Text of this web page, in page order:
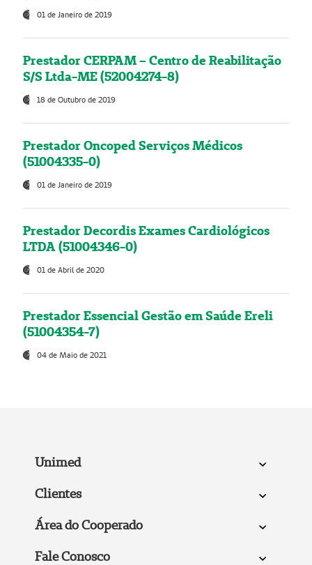
01 de Janeiro de 2019
Prestador CERPAM – Centro de Reabilitação
S/S Ltda-ME (52004274-8)
18 de Outubro de 2019
Prestador Oncoped Serviços Médicos
(51004335-0)
01 de Janeiro de 2019
Prestador Decordis Exames Cardiológicos
LTDA (51004346-0)
01 de Abril de 2020
Prestador Essencial Gestão em Saúde Ereli
(51004354-7)
04 de Maio de 2021
Unimed
Clientes
Área do Cooperado
Fale Conosco